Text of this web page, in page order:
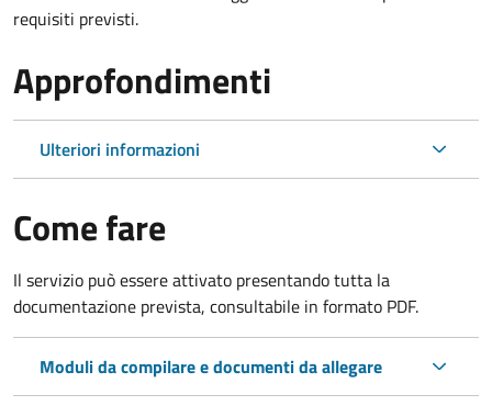
requisiti previsti.
Approfondimenti
Ulteriori informazioni
Come fare
Il servizio può essere attivato presentando tutta la
documentazione prevista, consultabile in formato PDF.
Moduli da compilare e documenti da allegare